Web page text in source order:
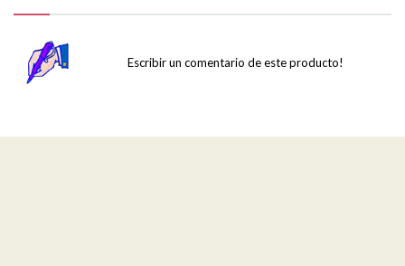
Escribir un comentario de este producto!